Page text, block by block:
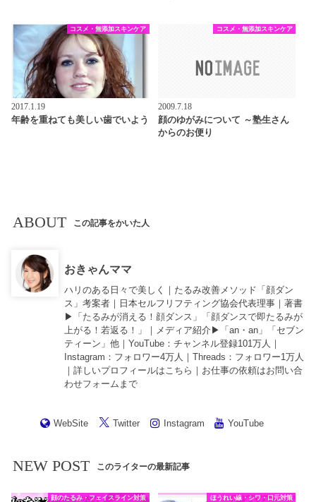
コスメ・無添加スキンケア
2017.1.19
年齢を重ねても美しい歯でいよう
コスメ・無添加スキンケア
2009.7.18
顔のゆがみについて ～塾生さん
からのお便り
ABOUT この記事をかいた人
おきゃんママ
ハリのある日々で美しく｜たるみ改善メソッド「顔ダン
ス」考案者｜日本セルフリフティング協会代表理事｜著書
▶︎「 たるみが消える！顔ダンス 」「 顔ダンスで即たるみが
上がる！若返る！ 」｜メディア紹介▶︎「an・an」「セブン
ティーン」他｜YouTube ：チャンネル登録101万人｜
Instagram ：フォロワー4万人｜Threads ：フォロワー1万人
｜詳しいプロフィールは こちら ｜お仕事の依頼はお問い合
わせフォーム まで
WebSite Twitter Instagram YouTube
NEW POST このライターの最新記事
顔のたるみ・フェイスライン対策 ほうれい線・シワ・口元対策